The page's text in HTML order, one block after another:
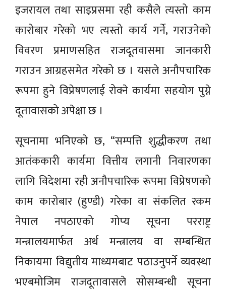
इजरायल तथा साइप्रसमा रही कसैले त्यस्तो काम
कारोबार गरेको भए त्यस्तो कार्य गर्ने, गराउनेको
विवरण प्रमाणसहित राजदूतवासमा जानकारी
गराउन आग्रहसमेत गरेको छ । यसले अनौपचारिक
रूपमा हुने विप्रेषणलाई रोक्ने कार्यमा सहयोग पुग्ने
दूतावासको अपेक्षा छ ।
सूचनामा भनिएको छ, “सम्पत्ति शुद्धीकरण तथा
आतंककारी कार्यमा वित्तीय लगानी निवारणका
लागि विदेशमा रही अनौपचारिक रूपमा विप्रेषणको
काम कारोबार (हुण्डी) गरेका वा संकलित रकम
नेपाल नपठाएको गोप्य सूचना परराष्ट्र
मन्त्रालयमार्फत अर्थ मन्त्रालय वा सम्बन्धित
निकायमा विद्युतीय माध्यमबाट पठाउनुपर्ने व्यवस्था
भएबमोजिम राजदूतावासले सोसम्बन्धी सूचना